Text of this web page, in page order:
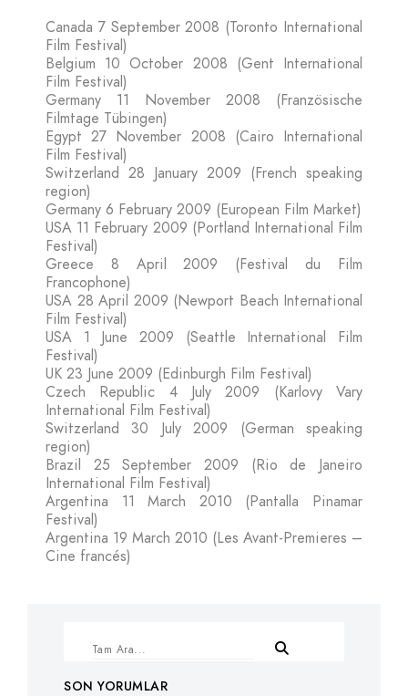
Canada 7 September 2008 (Toronto International
Film Festival)
Belgium 10 October 2008 (Gent International
Film Festival)
Germany 11 November 2008 (Französische
Filmtage Tübingen)
Egypt 27 November 2008 (Cairo International
Film Festival)
Switzerland 28 January 2009 (French speaking
region)
Germany 6 February 2009 (European Film Market)
USA 11 February 2009 (Portland International Film
Festival)
Greece 8 April 2009 (Festival du Film
Francophone)
USA 28 April 2009 (Newport Beach International
Film Festival)
USA 1 June 2009 (Seattle International Film
Festival)
UK 23 June 2009 (Edinburgh Film Festival)
Czech Republic 4 July 2009 (Karlovy Vary
International Film Festival)
Switzerland 30 July 2009 (German speaking
region)
Brazil 25 September 2009 (Rio de Janeiro
International Film Festival)
Argentina 11 March 2010 (Pantalla Pinamar
Festival)
Argentina 19 March 2010 (Les Avant-Premieres –
Cine francés)
SON YORUMLAR